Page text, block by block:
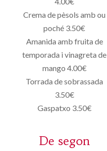
Crema de pèsols amb ou
poché 3.50€
Amanida amb fruita de
temporada i vinagreta de
mango 4.00€
Torrada de sobrassada
3.50€
Gaspatxo 3.50€
De segon